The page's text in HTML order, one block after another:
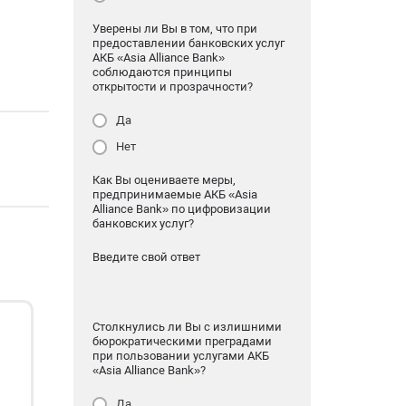
Уверены ли Вы в том, что при
предоставлении банковских услуг
АКБ «Asia Alliance Bank»
соблюдаются принципы
открытости и прозрачности?
Да
Нет
Как Вы оцениваете меры,
предпринимаемые АКБ «Asia
Alliance Bank» по цифровизации
банковских услуг?
Введите свой ответ
Столкнулись ли Вы с излишними
бюрократическими преградами
при пользовании услугами АКБ
«Asia Alliance Bank»?